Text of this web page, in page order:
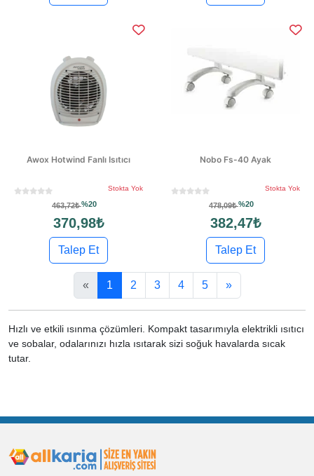
Awox Hotwind Fanlı Isıtıcı
Stokta Yok
463,72₺%20
370,98₺
Talep Et
Nobo Fs-40 Ayak
Stokta Yok
478,09₺%20
382,47₺
Talep Et
« 1 2 3 4 5 »
Hızlı ve etkili ısınma çözümleri. Kompakt tasarımıyla elektrikli ısıtıcı
ve sobalar, odalarınızı hızla ısıtarak sizi soğuk havalarda sıcak
tutar.